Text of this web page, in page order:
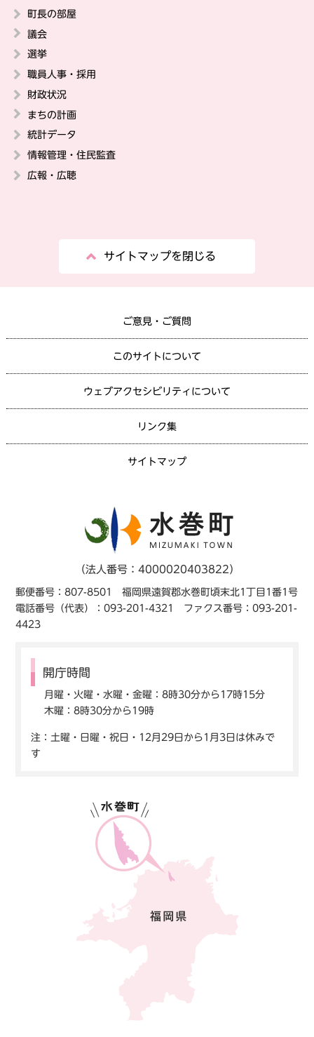
町長の部屋
議会
選挙
職員人事・採用
財政状況
まちの計画
統計データ
情報管理・住民監査
広報・広聴
サイトマップを閉じる
ご意見・ご質問
このサイトについて
ウェブアクセシビリティについて
リンク集
サイトマップ
（法人番号：4000020403822）
郵便番号：807-8501 福岡県遠賀郡水巻町頃末北1丁目1番1号
電話番号（代表）：093-201-4321 ファクス番号：093-201-
4423
開庁時間
月曜・火曜・水曜・金曜：8時30分から17時15分
木曜：8時30分から19時
注：土曜・日曜・祝日・12月29日から1月3日は休みで
す